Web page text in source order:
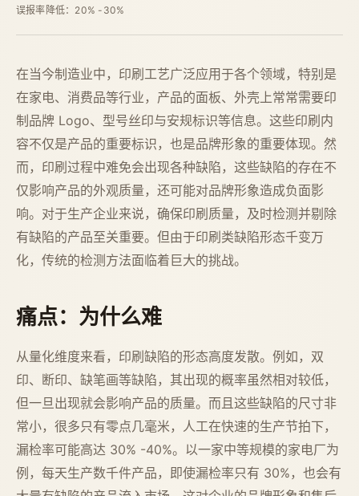
误报率降低：20% -30%
在当今制造业中，印刷工艺广泛应用于各个领域，特别是
在家电、消费品等行业，产品的面板、外壳上常常需要印
制品牌 Logo、型号丝印与安规标识等信息。这些印刷内
容不仅是产品的重要标识，也是品牌形象的重要体现。然
而，印刷过程中难免会出现各种缺陷，这些缺陷的存在不
仅影响产品的外观质量，还可能对品牌形象造成负面影
响。对于生产企业来说，确保印刷质量，及时检测并剔除
有缺陷的产品至关重要。但由于印刷类缺陷形态千变万
化，传统的检测方法面临着巨大的挑战。
痛点：为什么难
从量化维度来看，印刷缺陷的形态高度发散。例如，双
印、断印、缺笔画等缺陷，其出现的概率虽然相对较低，
但一旦出现就会影响产品的质量。而且这些缺陷的尺寸非
常小，很多只有零点几毫米，人工在快速的生产节拍下，
漏检率可能高达 30% -40%。以一家中等规模的家电厂为
例，每天生产数千件产品，即使漏检率只有 30%，也会有